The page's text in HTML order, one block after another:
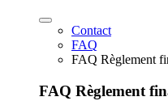
Contact
FAQ
FAQ Règlement
FAQ Règlement